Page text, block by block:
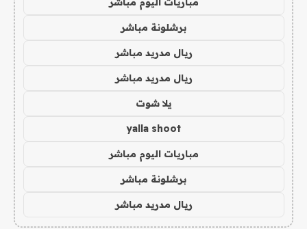
برشلونة مباشر
ريال مدريد مباشر
ريال مدريد مباشر
يلا شوت
yalla shoot
مباريات اليوم مباشر
برشلونة مباشر
ريال مدريد مباشر